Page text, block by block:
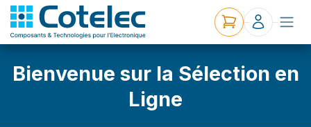
Bienvenue sur la Sélection en
Ligne